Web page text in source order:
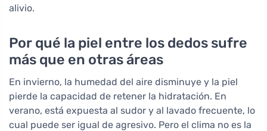
alivio.
Por qué la piel entre los dedos sufre
más que en otras áreas
En invierno, la humedad del aire disminuye y la piel
pierde la capacidad de retener la hidratación. En
verano, está expuesta al sudor y al lavado frecuente, lo
cual puede ser igual de agresivo. Pero el clima no es la